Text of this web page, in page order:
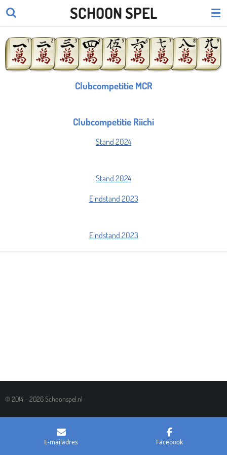
Ga
de
hoofdinhoud
SCHOON SPEL
Clubcompetitie MCR
Clubcompetitie Riichi
Stand 2024
Stand 2024
Eindstand 2023
Eindstand 2023
© 2014 - 2026 Schoonspel.nl
E-mailadres Facebook